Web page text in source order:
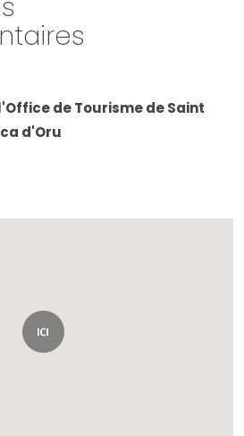
de Tourisme de Saint
d'Oru